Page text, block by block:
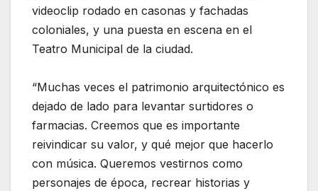
videoclip rodado en casonas y fachadas
coloniales, y una puesta en escena en el
Teatro Municipal de la ciudad.
“Muchas veces el patrimonio arquitectónico es
dejado de lado para levantar surtidores o
farmacias. Creemos que es importante
reivindicar su valor, y qué mejor que hacerlo
con música. Queremos vestirnos como
personajes de época, recrear historias y